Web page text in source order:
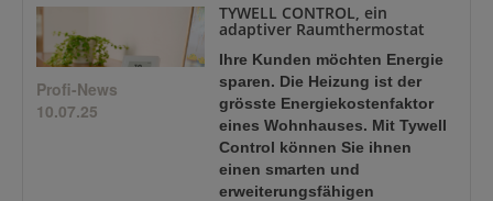
Profi-News
10.07.25
TYWELL CONTROL, ein
adaptiver Raumthermostat
Ihre Kunden möchten Energie
sparen. Die Heizung ist der
grösste Energiekostenfaktor
eines Wohnhauses. Mit Tywell
Control können Sie ihnen
einen smarten und
erweiterungsfähigen